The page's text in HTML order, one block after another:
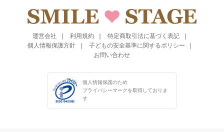
運営会社 利用規約
特定商取引法に基づく表記
個人情報保護方針
子どもの安全基準に関するポリシー
お問い合わせ
個人情報保護のため
プライバシーマークを取得しておりま
す